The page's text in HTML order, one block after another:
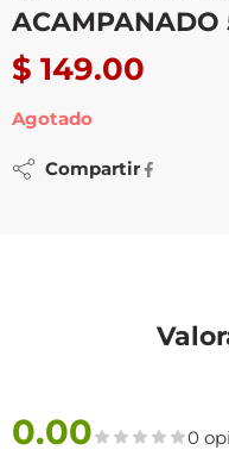
ACAMPANADO
$ 149.00
Agotado
Compartir
0.00 0